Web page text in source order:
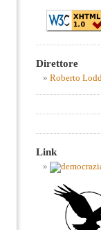
Direttore
Roberto
Link